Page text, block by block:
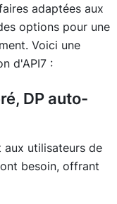
adaptées aux
options pour une
Voici une
d'API7 :
DP auto-
aux utilisateurs de
besoin, offrant